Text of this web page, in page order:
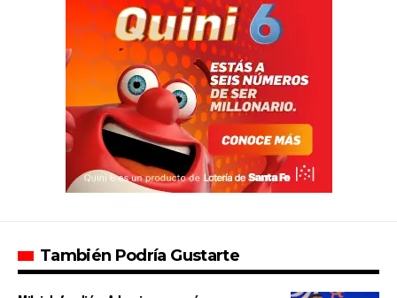
También Podría Gustarte